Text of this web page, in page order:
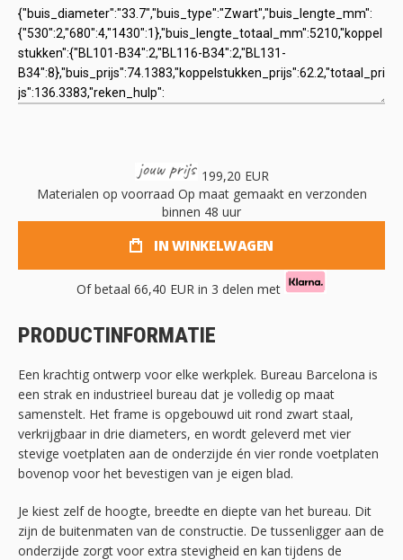
199,20 EUR
Materialen op voorraad Op maat gemaakt en verzonden
binnen 48 uur
IN WINKELWAGEN
Of betaal 66,40 EUR in 3 delen met
PRODUCTINFORMATIE
Een krachtig ontwerp voor elke werkplek. Bureau Barcelona is
een strak en industrieel bureau dat je volledig op maat
samenstelt. Het frame is opgebouwd uit rond zwart staal,
verkrijgbaar in drie diameters, en wordt geleverd met vier
stevige voetplaten aan de onderzijde én vier ronde voetplaten
bovenop voor het bevestigen van je eigen blad.
Je kiest zelf de hoogte, breedte en diepte van het bureau. Dit
zijn de buitenmaten van de constructie. De tussenligger aan de
onderzijde zorgt voor extra stevigheid en kan tijdens de